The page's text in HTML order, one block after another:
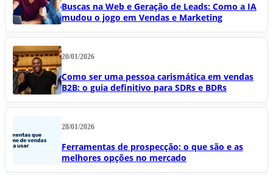
Buscas na Web e Geração de Leads: Como a IA
mudou o jogo em Vendas e Marketing
20/01/2026
Como ser uma pessoa carismática em vendas
B2B: o guia definitivo para SDRs e BDRs
28/01/2026
Ferramentas de prospecção: o que são e as
melhores opções no mercado